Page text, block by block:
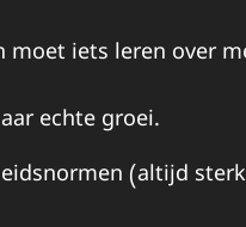
iets leren over
echte groei.
(altijd